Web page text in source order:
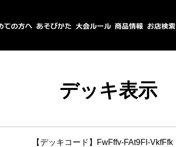
デッキ表示
【デッキコード】 FwFffv-FAt9FI-VkfFfk